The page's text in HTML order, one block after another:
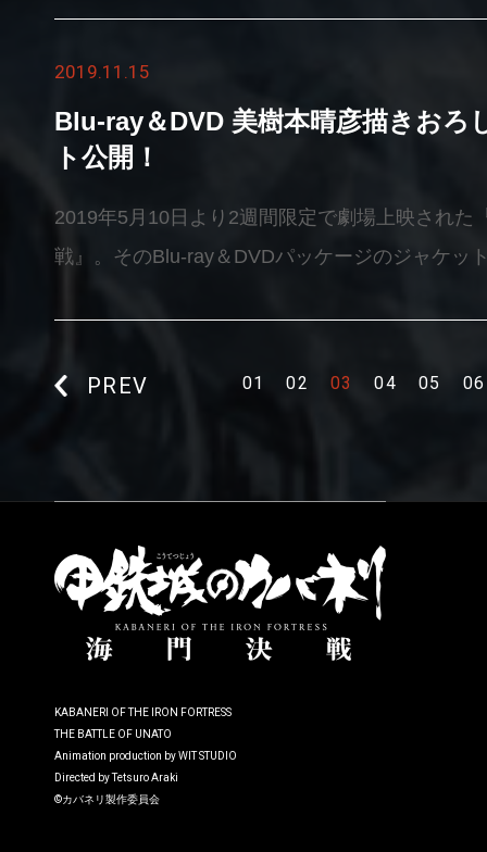
№2232「Ｉ.Ｇストア出張店」＜Ｉ.Ｇストア公
Ｉ.Ｇストア公式Twitter＞https://twitter.com/
ト97限定特典イラストカード付
念上映イベント・登壇者：荒木哲郎（監督）、
原案）・日程：12月10日（火）
&nbsp; 20:20～20:45 上映後舞台挨拶 ・場所
販売について・チケット販売：25日（月）24：
HP：https://www.smt-cinema.com/site/shinjuku/
2019.11.15
Blu-ray＆DVD 美樹本晴彦描きおろ
ト公開！
2019年5月10日より2週間限定で劇場上映された
戦』。そのBlu-ray＆DVDパッケージのジャケッ
https://kabaneri.com/package/
PREV 01 02 03 04 05 06
KABANERI OF THE IRON FORTRESS
THE BATTLE OF UNATO
Animation production by WIT STUDIO
Directed by Tetsuro Araki
©カバネリ製作委員会